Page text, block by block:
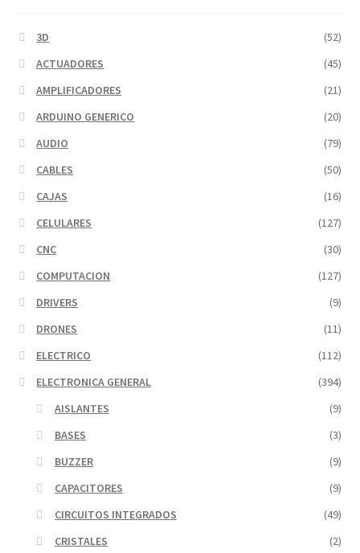
3D
(52)
ACTUADORES
(45)
AMPLIFICADORES
(21)
ARDUINO GENERICO
(20)
AUDIO
(79)
CABLES
(50)
CAJAS
(16)
CELULARES
(127)
CNC
(30)
COMPUTACION
(127)
DRIVERS
(9)
DRONES
(11)
ELECTRICO
(112)
ELECTRONICA GENERAL
(394)
AISLANTES
(9)
BASES
(3)
BUZZER
(9)
CAPACITORES
(9)
CIRCUITOS INTEGRADOS
(49)
CRISTALES
(2)